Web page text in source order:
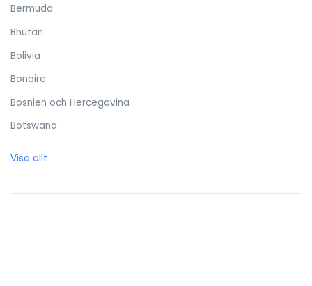
Bermuda
Bhutan
Bolivia
Bonaire
Bosnien och Hercegovina
Botswana
Brunei Darussalam
Visa allt